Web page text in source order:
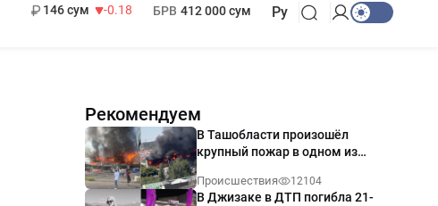
146 сум
-0.18
БРВ 412 000 сум Ру
Рекомендуем
В Ташобласти произошёл
крупный пожар в одном из
Происшествия 12104
В Джизаке в ДТП погибла 21-